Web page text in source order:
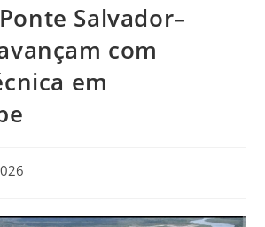
Salvador–
com
em